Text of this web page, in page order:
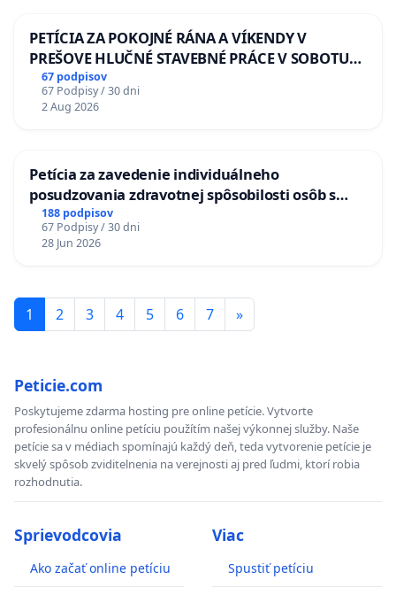
PETÍCIA ZA POKOJNÉ RÁNA A VÍKENDY V
PREŠOVE HLUČNÉ STAVEBNÉ PRÁCE V SOBOTU
LEN OD 9.00 DO 13.00 HOD., CEZ PRACOVNÝ
TÝŽDEŇ CIEĽ 8.00 – 18.00 HOD. A PRAVIDELNÁ
KONTROLA STAVBY C-AREA NA
67 podpisov
67 Podpisy / 30 dni
2 Aug 2026
Petícia za zavedenie individuálneho
posudzovania zdravotnej spôsobilosti osôb s
diabetom 1. a 2. typu pri prijímaní do
Policajného zboru SR
188 podpisov
67 Podpisy / 30 dni
28 Jun 2026
1 2 3 4 5 6 7 »
Peticie.com
Poskytujeme zdarma hosting pre online petície. Vytvorte
profesionálnu online petíciu použítím našej výkonnej služby. Naše
petície sa v médiach spomínajú každý deň, teda vytvorenie petície je
skvelý spôsob zviditelnenia na verejnosti aj pred ľudmi, ktorí robia
rozhodnutia.
Sprievodcovia
Ako začať online petíciu
Viac
Spustiť petíciu